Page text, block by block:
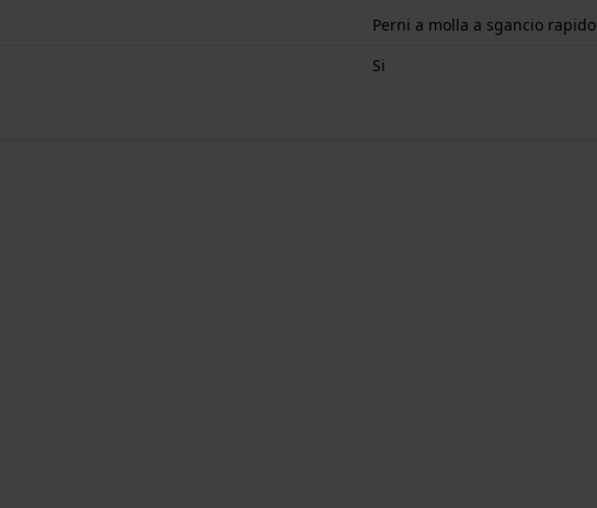
Perni a molla a sgancio rapido
Si